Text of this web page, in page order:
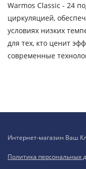
Warmos Classic - 24
циркуляцией,
условиях низких
для тех, кто ценит
современные
Интернет-магазин Ваш
Политика персональных